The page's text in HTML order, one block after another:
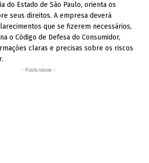
do Estado de São Paulo, orienta os
seus direitos. A empresa deverá
que se fizerem necessários,
o Código de Defesa do Consumidor,
claras e precisas sobre os riscos
- Publicidade -